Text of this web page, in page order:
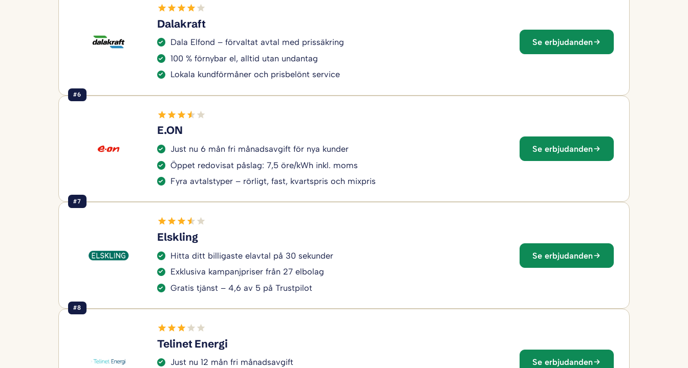
Dalakraft
Dala Elfond – förvaltat avtal med prissäkring
100 % förnybar el, alltid utan undantag
Lokala kundförmåner och prisbelönt service
Se erbjudanden
#6
E.ON
Just nu 6 mån fri månadsavgift för nya kunder
Öppet redovisat påslag: 7,5 öre/kWh inkl. moms
Fyra avtalstyper – rörligt, fast, kvartspris och mixpris
Se erbjudanden
#7
Elskling
Hitta ditt billigaste elavtal på 30 sekunder
Exklusiva kampanjpriser från 27 elbolag
Gratis tjänst – 4,6 av 5 på Trustpilot
Se erbjudanden
#8
Telinet Energi
Just nu 12 mån fri månadsavgift
Se erbjudanden